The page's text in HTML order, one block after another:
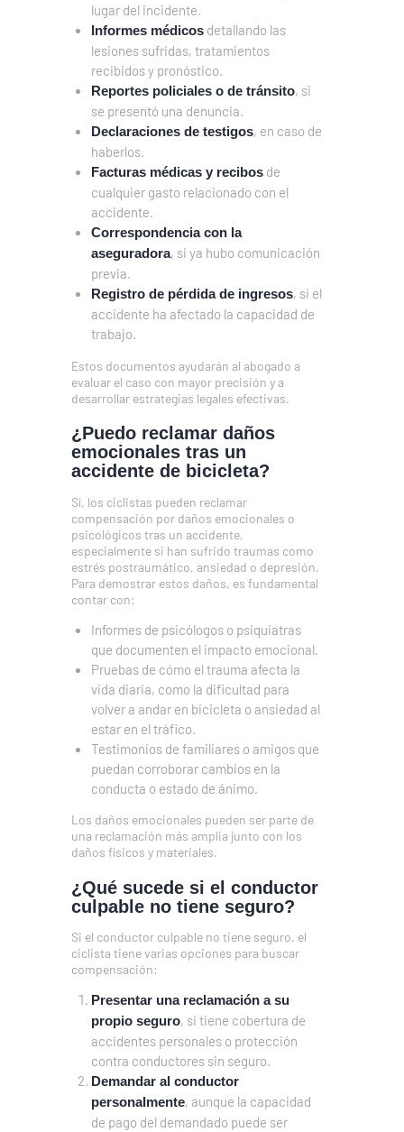
lugar del incidente.
Informes médicos detallando las
lesiones sufridas, tratamientos
recibidos y pronóstico.
Reportes policiales o de tránsito, si
se presentó una denuncia.
Declaraciones de testigos, en caso de
haberlos.
Facturas médicas y recibos de
cualquier gasto relacionado con el
accidente.
Correspondencia con la
aseguradora, si ya hubo comunicación
previa.
Registro de pérdida de ingresos, si el
accidente ha afectado la capacidad de
trabajo.
Estos documentos ayudarán al abogado a
evaluar el caso con mayor precisión y a
desarrollar estrategias legales efectivas.
¿Puedo reclamar daños
emocionales tras un
accidente de bicicleta?
Sí, los ciclistas pueden reclamar
compensación por daños emocionales o
psicológicos tras un accidente,
especialmente si han sufrido traumas como
estrés postraumático, ansiedad o depresión.
Para demostrar estos daños, es fundamental
contar con:
Informes de psicólogos o psiquiatras
que documenten el impacto emocional.
Pruebas de cómo el trauma afecta la
vida diaria, como la dificultad para
volver a andar en bicicleta o ansiedad al
estar en el tráfico.
Testimonios de familiares o amigos que
puedan corroborar cambios en la
conducta o estado de ánimo.
Los daños emocionales pueden ser parte de
una reclamación más amplia junto con los
daños físicos y materiales.
¿Qué sucede si el conductor
culpable no tiene seguro?
Si el conductor culpable no tiene seguro, el
ciclista tiene varias opciones para buscar
compensación:
Presentar una reclamación a su
propio seguro, si tiene cobertura de
accidentes personales o protección
contra conductores sin seguro.
Demandar al conductor
personalmente, aunque la capacidad
de pago del demandado puede ser